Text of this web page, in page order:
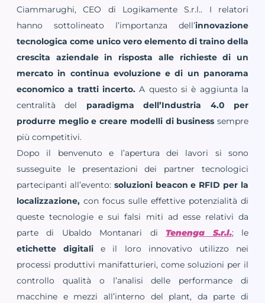
Ciammarughi, CEO di Logikamente S.r.l.. I relatori
hanno sottolineato l’importanza dell’innovazione
tecnologica come unico vero elemento di traino della
crescita aziendale in risposta alle richieste di un
mercato in continua evoluzione e di un panorama
economico a tratti incerto. A questo si è aggiunta la
centralità del paradigma dell’Industria 4.0 per
produrre meglio e creare modelli di business sempre
più competitivi.
Dopo il benvenuto e l’apertura dei lavori si sono
susseguite le presentazioni dei partner tecnologici
partecipanti all’evento: soluzioni beacon e RFID per la
localizzazione, con focus sulle effettive potenzialità di
queste tecnologie e sui falsi miti ad esse relativi da
parte di Ubaldo Montanari diTenenga S.r.l.; le
etichette digitali e il loro innovativo utilizzo nei
processi produttivi manifatturieri, come soluzioni per il
controllo qualità o l’analisi delle performance di
macchine e mezzi all’interno del plant, da parte di